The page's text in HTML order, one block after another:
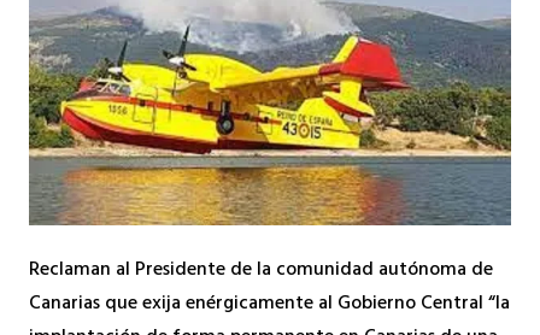
Reclaman al Presidente de la comunidad autónoma de
Canarias que exija enérgicamente al Gobierno Central “la